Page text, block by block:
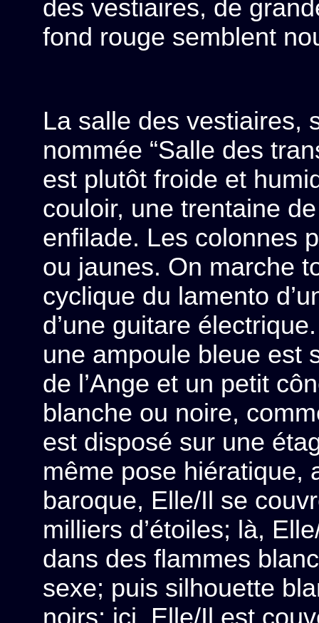
des vestiaires, de
fond rouge semblent
La salle des vestiaires,
nommée “Salle des
est plutôt froide et
couloir, une trentaine
enfilade. Les colonnes
ou jaunes. On marche
cyclique du lamento
d’une guitare
une ampoule bleue est
de l’Ange et un petit
blanche ou noire,
est disposé sur une
même pose hiératique,
baroque, Elle/Il se
milliers d’étoiles; là,
dans des flammes
sexe; puis silhouette
noirs; ici, Elle/Il est